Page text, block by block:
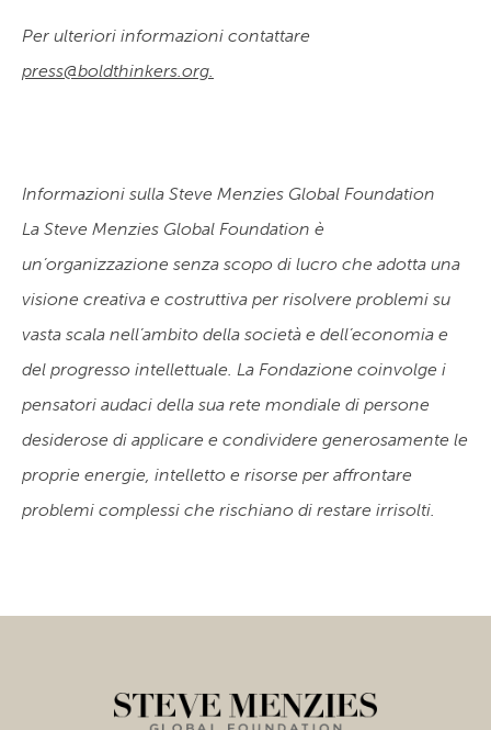
Per ulteriori informazioni contattare
press@boldthinkers.org.
Informazioni sulla Steve Menzies Global Foundation
La Steve Menzies Global Foundation è
un’organizzazione senza scopo di lucro che adotta una
visione creativa e costruttiva per risolvere problemi su
vasta scala nell’ambito della società e dell’economia e
del progresso intellettuale. La Fondazione coinvolge i
pensatori audaci della sua rete mondiale di persone
desiderose di applicare e condividere generosamente le
proprie energie, intelletto e risorse per affrontare
problemi complessi che rischiano di restare irrisolti.